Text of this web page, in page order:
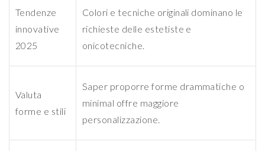
Tendenze
innovative
2025
Colori e tecniche originali dominano le
richieste delle estetiste e
onicotecniche.
Valuta
forme e stili
Saper proporre forme drammatiche o
minimal offre maggiore
personalizzazione.